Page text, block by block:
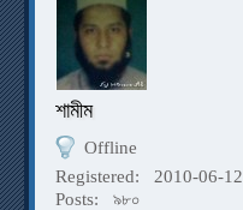
শামীম
Offline
Registered:
2010-06-12
Posts:
৯৮০